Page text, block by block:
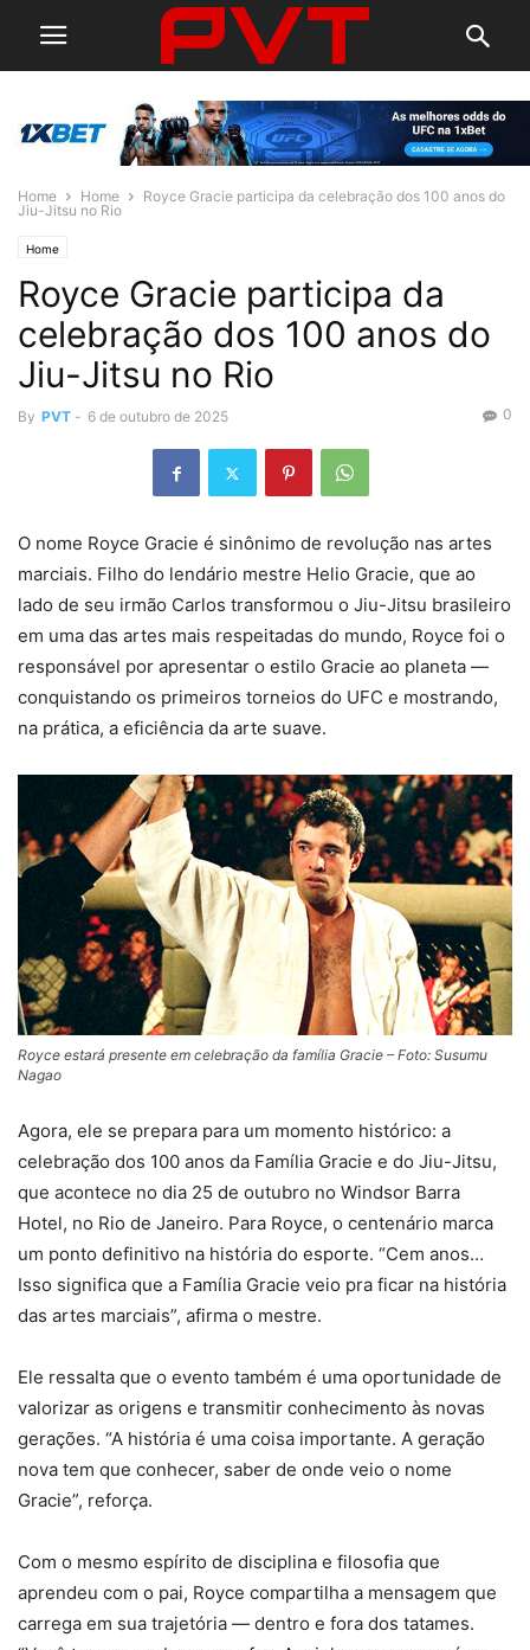
Home Home
Royce Gracie participa da celebração dos 100 anos do
Jiu-Jitsu no Rio
Home
Royce Gracie participa da
celebração dos 100 anos do
Jiu-Jitsu no Rio
By PVT - 6 de outubro de 2025 0
O nome Royce Gracie é sinônimo de revolução nas artes
marciais. Filho do lendário mestre Helio Gracie, que ao
lado de seu irmão Carlos transformou o Jiu-Jitsu brasileiro
em uma das artes mais respeitadas do mundo, Royce foi o
responsável por apresentar o estilo Gracie ao planeta —
conquistando os primeiros torneios do UFC e mostrando,
na prática, a eficiência da arte suave.
Royce estará presente em celebração da família Gracie – Foto: Susumu
Nagao
Agora, ele se prepara para um momento histórico: a
celebração dos 100 anos da Família Gracie e do Jiu-Jitsu,
que acontece no dia 25 de outubro no Windsor Barra
Hotel, no Rio de Janeiro. Para Royce, o centenário marca
um ponto definitivo na história do esporte. “Cem anos…
Isso significa que a Família Gracie veio pra ficar na história
das artes marciais”, afirma o mestre.
Ele ressalta que o evento também é uma oportunidade de
valorizar as origens e transmitir conhecimento às novas
gerações. “A história é uma coisa importante. A geração
nova tem que conhecer, saber de onde veio o nome
Gracie”, reforça.
Com o mesmo espírito de disciplina e filosofia que
aprendeu com o pai, Royce compartilha a mensagem que
carrega em sua trajetória — dentro e fora dos tatames.